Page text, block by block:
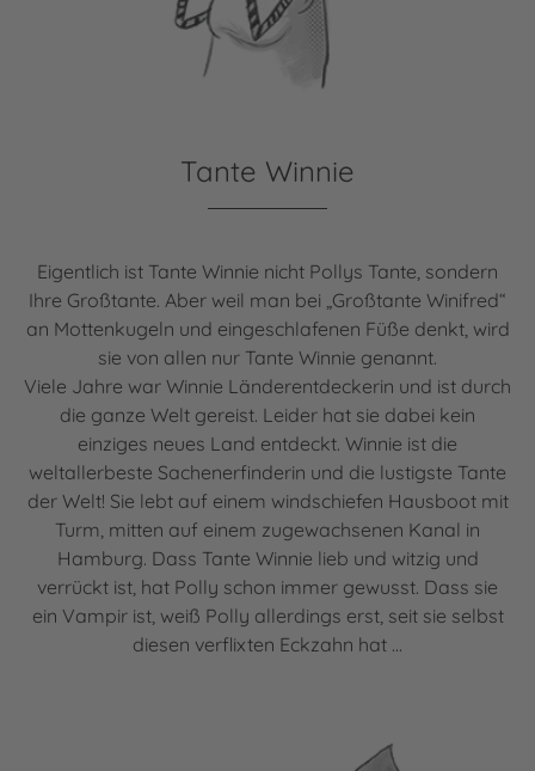
Tante Winnie
Eigentlich ist Tante Winnie nicht Pollys Tante, sondern
Ihre Großtante. Aber weil man bei „Großtante Winifred“
an Mottenkugeln und eingeschlafenen Füße denkt, wird
sie von allen nur Tante Winnie genannt.
Viele Jahre war Winnie Länderentdeckerin und ist durch
die ganze Welt gereist. Leider hat sie dabei kein
einziges neues Land entdeckt. Winnie ist die
weltallerbeste Sachenerfinderin und die lustigste Tante
der Welt! Sie lebt auf einem windschiefen Hausboot mit
Turm, mitten auf einem zugewachsenen Kanal in
Hamburg. Dass Tante Winnie lieb und witzig und
verrückt ist, hat Polly schon immer gewusst. Dass sie
ein Vampir ist, weiß Polly allerdings erst, seit sie selbst
diesen verflixten Eckzahn hat ...